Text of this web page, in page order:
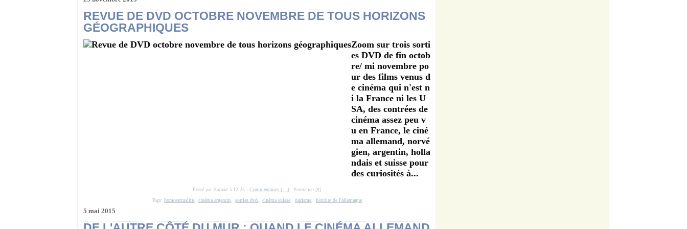
REVUE DE DVD OCTOBRE NOVEMBRE DE TOUS HORIZONS
GÉOGRAPHIQUES
Zoom sur trois sorti
es DVD de fin octob
re/ mi novembre po
ur des films venus d
e cinéma qui n'est n
i la France ni les U
SA, des contrées de
cinéma assez peu v
u en France, le ciné
ma allemand, norvé
gien, argentin, holla
ndais et suisse pour
des curiosités à...
Posté par Bazaart à 12:25 -Commentaires [ …] - Permalien [#]
Tags:homosexualité ,cinéma argentin ,sorties dvd ,cinéma suisse ,nazisme ,histoire de l'allemagne
5 mai 2015